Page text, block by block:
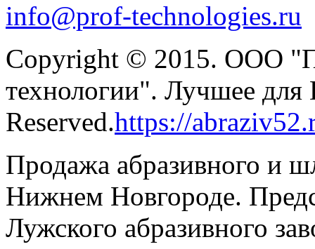
info@prof-technologies.ru
Copyright © 2015. ООО
технологии". Лучшее
Reserved.https://
Продажа абразивного и
Нижнем Новгороде.
Лужского абразивного